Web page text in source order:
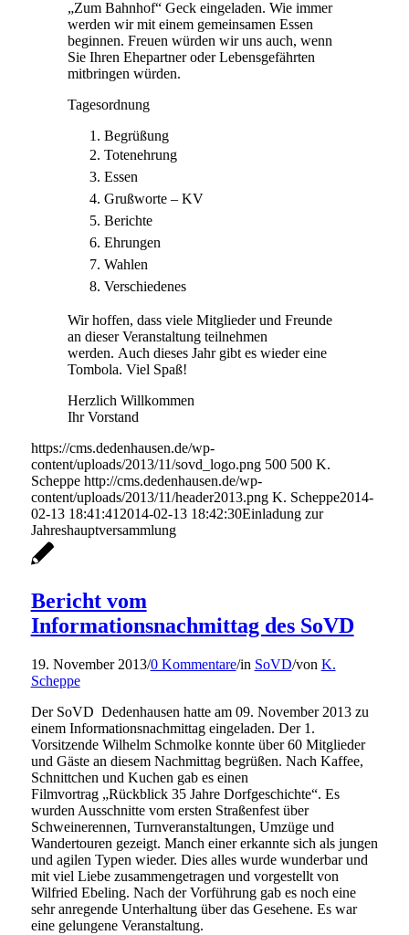
„Zum Bahnhof“ Geck eingeladen. Wie immer
werden wir mit einem gemeinsamen Essen
beginnen. Freuen würden wir uns auch, wenn
Sie Ihren Ehepartner oder Lebensgefährten
mitbringen würden.
Tagesordnung
Begrüßung
Totenehrung
Essen
Grußworte – KV
Berichte
Ehrungen
Wahlen
Verschiedenes
Wir hoffen, dass viele Mitglieder und Freunde
an dieser Veranstaltung teilnehmen
werden. Auch dieses Jahr gibt es wieder eine
Tombola. Viel Spaß!
Herzlich Willkommen
Ihr Vorstand
https://cms.dedenhausen.de/wp-
content/uploads/2013/11/sovd_logo.png 500 500 K.
Scheppe http://cms.dedenhausen.de/wp-
content/uploads/2013/11/header2013.png K. Scheppe2014-
02-13 18:41:41 2014-02-13 18:42:30Einladung zur
Jahreshauptversammlung
Bericht vom
Informationsnachmittag des SoVD
19. November 2013/0 Kommentare/in SoVD/von K.
Scheppe
Der SoVD Dedenhausen hatte am 09. November 2013 zu
einem Informationsnachmittag eingeladen. Der 1.
Vorsitzende Wilhelm Schmolke konnte über 60 Mitglieder
und Gäste an diesem Nachmittag begrüßen. Nach Kaffee,
Schnittchen und Kuchen gab es einen
Filmvortrag „Rückblick 35 Jahre Dorfgeschichte“. Es
wurden Ausschnitte vom ersten Straßenfest über
Schweinerennen, Turnveranstaltungen, Umzüge und
Wandertouren gezeigt. Manch einer erkannte sich als jungen
und agilen Typen wieder. Dies alles wurde wunderbar und
mit viel Liebe zusammengetragen und vorgestellt von
Wilfried Ebeling. Nach der Vorführung gab es noch eine
sehr anregende Unterhaltung über das Gesehene. Es war
eine gelungene Veranstaltung.